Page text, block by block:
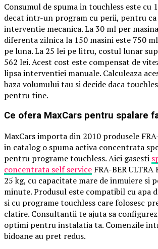
Consumul de spuma in touchless este cu
decat intr-un program cu perii, pentru ca
interventie mecanica. La 30 ml per
diferenta zilnica la 150 masini este 750
pe luna. La 25 lei pe litru, costul lunar
562 lei. Acest cost este compensat de
lipsa interventiei manuale. Calculeaza
baza volumului tau si decide daca
pentru tine.
Ce ofera MaxCars pentru spalare
MaxCars importa din 2010 produsele
in catalog o spuma activa concentrata
pentru programe touchless. Aici gasesti
concentrata self service FRA-BER
25 kg, cu capacitate mare de inmuiere si
minute. Produsul este compatibil cu apa
si cu programe touchless care folosesc
clatire. Consultantii te ajuta sa
optimi pentru instalatia ta. Comenzile
bidoane au pret redus.